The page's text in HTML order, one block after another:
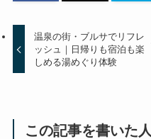
温泉の街・ブルサでリフレ
ッシュ｜日帰りも宿泊も楽
しめる湯めぐり体験
この記事を書いた人